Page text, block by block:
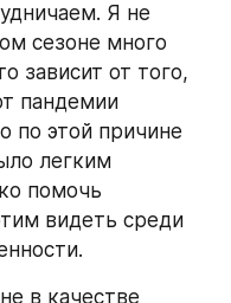
Я не
сезоне много
зависит от того,
пандемии
по этой причине
легким
помочь
видеть среди
в качестве